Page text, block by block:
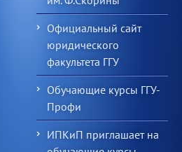
Официальный сайт
юридического
факультета ГГУ
Обучающие курсы ГГУ-
Профи
ИПКиП приглашает на